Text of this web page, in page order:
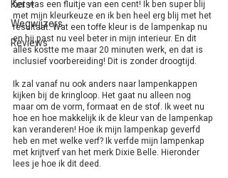
Kerst
Wegwijzers
Reviews
het was een fluitje van een cent! Ik ben super blij
met mijn kleurkeuze en ik ben heel erg blij met het
resultaat. Wat een toffe kleur is de lampenkap nu
en hij past nu veel beter in mijn interieur. En dit
alles kostte me maar 20 minuten werk, en dat is
inclusief voorbereiding! Dit is zonder droogtijd.
Ik zal vanaf nu ook anders naar lampenkappen
kijken bij de kringloop. Het gaat nu alleen nog
maar om de vorm, formaat en de stof. Ik weet nu
hoe en hoe makkelijk ik de kleur van de lampenkap
kan veranderen! Hoe ik mijn lampenkap geverfd
heb en met welke verf? Ik verfde mijn lampenkap
met krijtverf van het merk Dixie Belle. Hieronder
lees je hoe ik dit deed.